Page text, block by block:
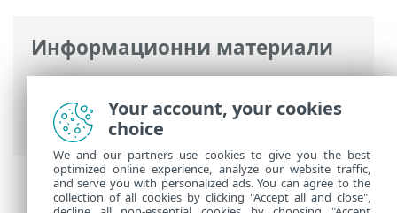
Информационни материали
Онлайн помощ на ESET>ESET Glossary
Технологии на ESET > Блокиране на
експлойти
Your account, your cookies
choice
We and our partners use cookies to give you the best
optimized online experience, analyze our website traffic,
and serve you with personalized ads. You can agree to the
collection of all cookies by clicking "Accept all and close",